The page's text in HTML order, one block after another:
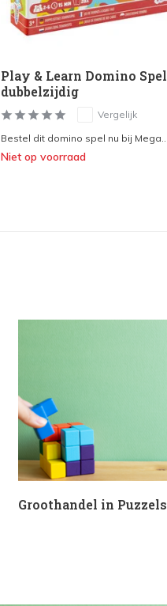
Play & Learn Domino Spel
dubbelzijdig
Vergelijk
Bestel dit domino spel nu bij Mega...
Niet op voorraad
Groothandel in Puzzels